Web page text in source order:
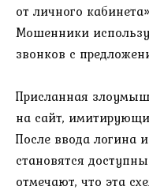
от личного
Мошенники
звонков с
Присланная
на сайт,
После ввода логина
становятся
отмечают, что эта